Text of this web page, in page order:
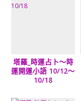
塔羅_時運占卜～時
運開運小語 10/12～
10/18